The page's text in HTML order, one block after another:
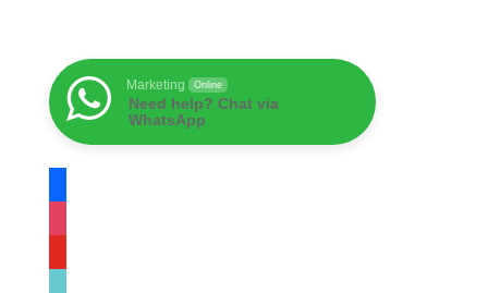
Marketing Online
Need help? Chat via
WhatsApp